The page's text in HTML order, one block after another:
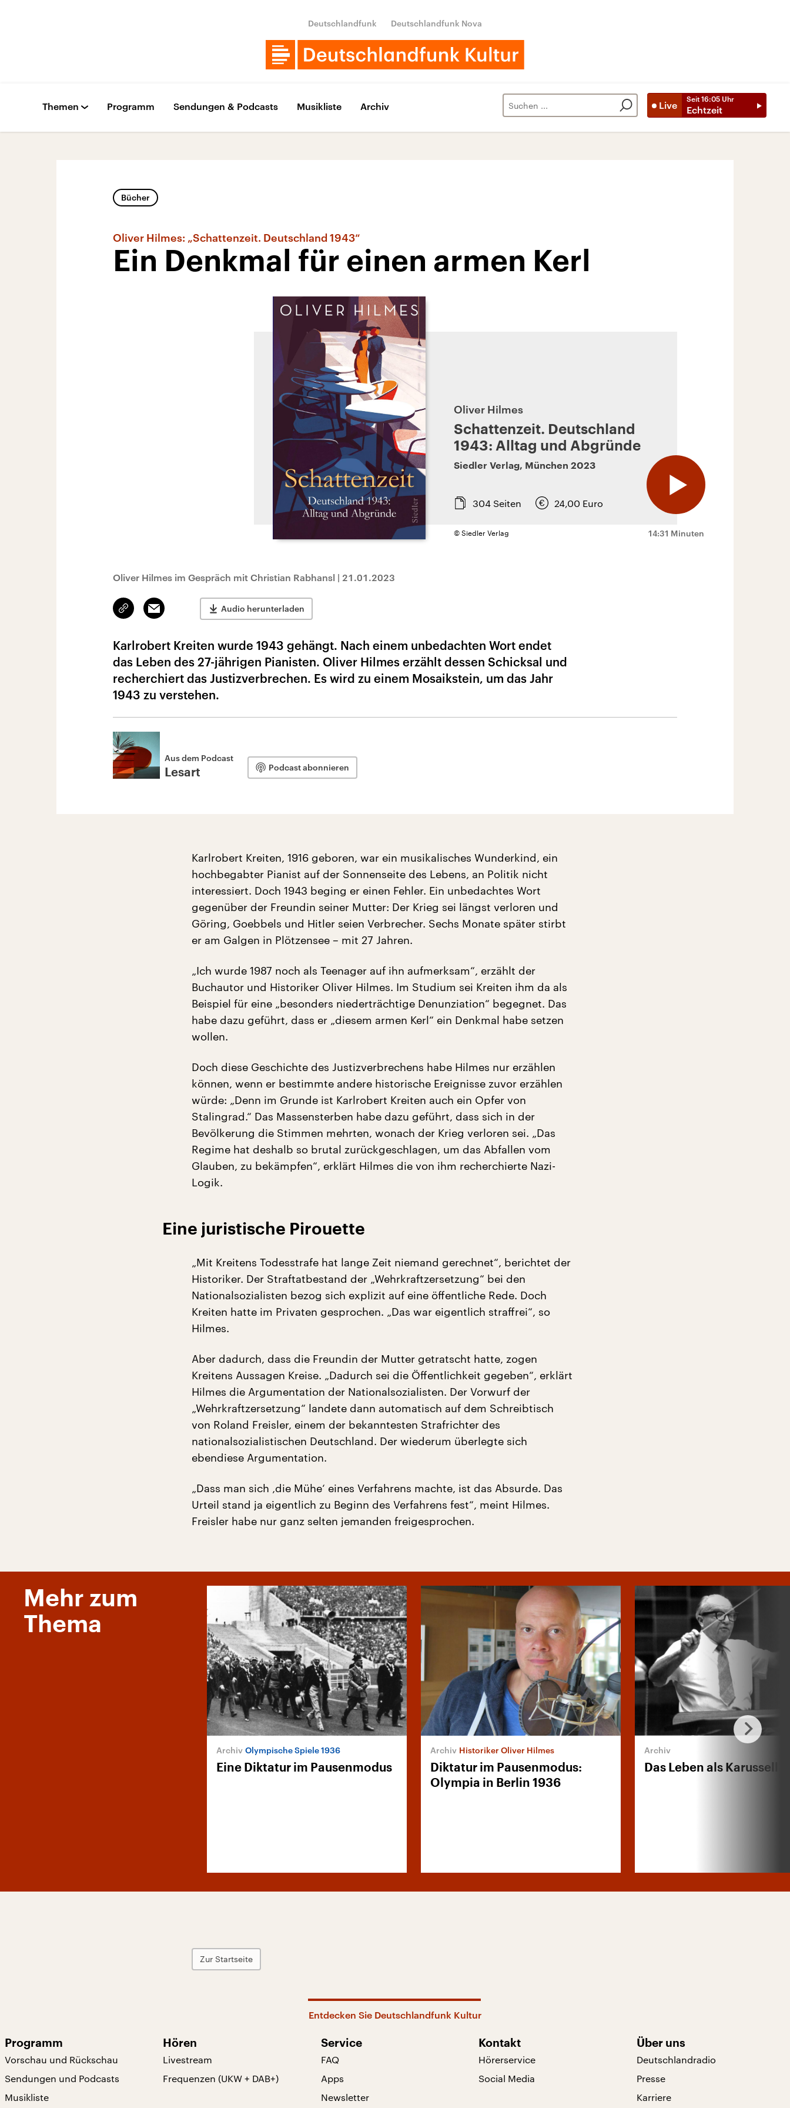
Deutschlandfunk Deutschlandfunk Nova
Live
Seit 16:05 Uhr
Echtzeit
Themen Programm Sendungen & Podcasts Musikliste Archiv
Bücher
Oliver Hilmes: „Schattenzeit. Deutschland 1943“
Ein Denkmal für einen armen Kerl
14:31 Minuten
© Siedler Verlag
Oliver Hilmes
Schattenzeit. Deutschland
1943: Alltag und Abgründe
Siedler Verlag, München 2023
304 Seiten 24,00 Euro
Oliver Hilmes im Gespräch mit Christian Rabhansl | 21.01.2023
Link
kopieren/teilen
Email Audio herunterladen
Karlrobert Kreiten wurde 1943 gehängt. Nach einem unbedachten Wort endet
das Leben des 27-jährigen Pianisten. Oliver Hilmes erzählt dessen Schicksal und
recherchiert das Justizverbrechen. Es wird zu einem Mosaikstein, um das Jahr
1943 zu verstehen.
Aus dem Podcast
Lesart Podcast abonnieren
Karlrobert Kreiten, 1916 geboren, war ein musikalisches Wunderkind, ein
hochbegabter Pianist auf der Sonnenseite des Lebens, an Politik nicht
interessiert. Doch 1943 beging er einen Fehler. Ein unbedachtes Wort
gegenüber der Freundin seiner Mutter: Der Krieg sei längst verloren und
Göring, Goebbels und Hitler seien Verbrecher. Sechs Monate später stirbt
er am Galgen in Plötzensee – mit 27 Jahren.
„Ich wurde 1987 noch als Teenager auf ihn aufmerksam“, erzählt der
Buchautor und Historiker Oliver Hilmes. Im Studium sei Kreiten ihm da als
Beispiel für eine „besonders niederträchtige Denunziation“ begegnet. Das
habe dazu geführt, dass er „diesem armen Kerl“ ein Denkmal habe setzen
wollen.
Doch diese Geschichte des Justizverbrechens habe Hilmes nur erzählen
können, wenn er bestimmte andere historische Ereignisse zuvor erzählen
würde: „Denn im Grunde ist Karlrobert Kreiten auch ein Opfer von
Stalingrad.“ Das Massensterben habe dazu geführt, dass sich in der
Bevölkerung die Stimmen mehrten, wonach der Krieg verloren sei. „Das
Regime hat deshalb so brutal zurückgeschlagen, um das Abfallen vom
Glauben, zu bekämpfen“, erklärt Hilmes die von ihm recherchierte Nazi-
Logik.
Eine juristische Pirouette
„Mit Kreitens Todesstrafe hat lange Zeit niemand gerechnet“, berichtet der
Historiker. Der Straftatbestand der „Wehrkraftzersetzung“ bei den
Nationalsozialisten bezog sich explizit auf eine öffentliche Rede. Doch
Kreiten hatte im Privaten gesprochen. „Das war eigentlich straffrei“, so
Hilmes.
Aber dadurch, dass die Freundin der Mutter getratscht hatte, zogen
Kreitens Aussagen Kreise. „Dadurch sei die Öffentlichkeit gegeben“, erklärt
Hilmes die Argumentation der Nationalsozialisten. Der Vorwurf der
„Wehrkraftzersetzung“ landete dann automatisch auf dem Schreibtisch
von Roland Freisler, einem der bekanntesten Strafrichter des
nationalsozialistischen Deutschland. Der wiederum überlegte sich
ebendiese Argumentation.
„Dass man sich ‚die Mühe‘ eines Verfahrens machte, ist das Absurde. Das
Urteil stand ja eigentlich zu Beginn des Verfahrens fest“, meint Hilmes.
Freisler habe nur ganz selten jemanden freigesprochen.
Mehr zum
Thema
Olympische Spiele 1936
Eine Diktatur im Pausenmodus
Historiker Oliver Hilmes
Diktatur im Pausenmodus:
Olympia in Berlin 1936
Das Leben als Karussell
Zur Startseite
Entdecken Sie Deutschlandfunk Kultur
Programm
Vorschau und Rückschau
Sendungen und Podcasts
Musikliste
Hören
Livestream
Frequenzen (UKW + DAB+)
Service
FAQ
Apps
Newsletter
Kontakt
Hörerservice
Social Media
Über uns
Deutschlandradio
Presse
Karriere